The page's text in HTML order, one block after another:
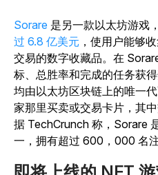
Sorare 是另一款以太坊游戏
过 6.8 亿美元 ，使用户能够
交易的数字收藏品。在
标、总胜率和完成的任务获
均由以太坊区块链上的唯一
家那里买卖或交易卡片，其
据 TechCrunch 称，Sorare
一，拥有超过 600，000 名注